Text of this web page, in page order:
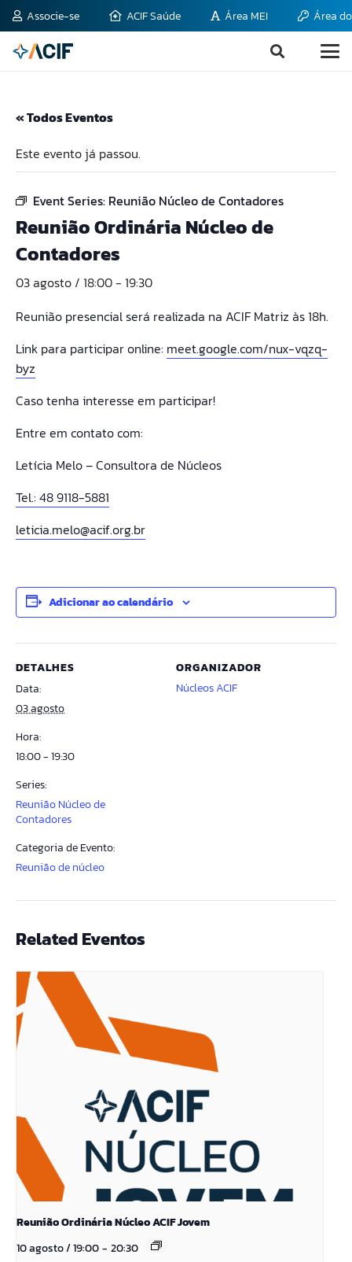
Associe-se ACIF Saúde Área MEI Área
« Todos Eventos
Este evento já passou.
Event Series: Reunião Núcleo de Contadores
Reunião Ordinária Núcleo de
Contadores
03 agosto / 18:00- 19:30
Reunião presencial será realizada na ACIF Matriz às 18h.
Link para participar online: meet.google.com/nux-vqzq-
byz
Caso tenha interesse em participar!
Entre em contato com:
Letícia Melo – Consultora de Núcleos
Tel.: 48 9118-5881
leticia.melo@acif.org.br
Adicionar ao calendário
DETALHES
Data:
03 agosto
Hora:
18:00 - 19:30
Series:
Reunião Núcleo de
Contadores
Categoria de Evento:
Reunião de núcleo
ORGANIZADOR
Núcleos ACIF
Related Eventos
Reunião Ordinária Núcleo ACIF Jovem
10 agosto / 19:00- 20:30